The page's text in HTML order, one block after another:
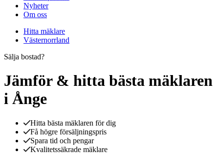
Nyheter
Om oss
Hitta mäklare
Västernorrland
Sälja bostad?
Jämför & hitta bästa mäklaren
i Ånge
Hitta bästa mäklaren för dig
Få högre försäljningspris
Spara tid och pengar
Kvalitetssäkrade mäklare